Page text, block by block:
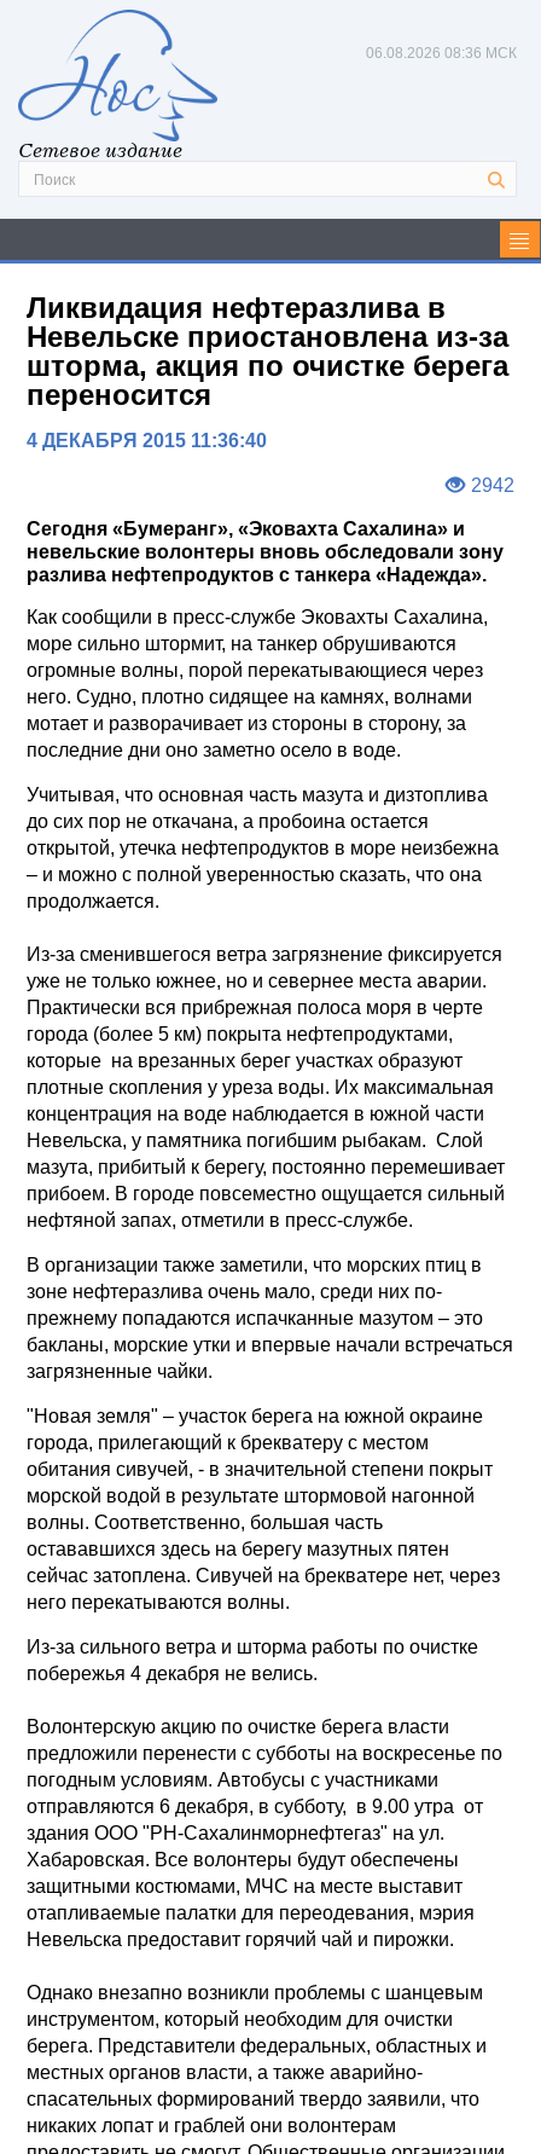
Сетевое издание
06.08.2026 08:36 МСК
Ликвидация нефтеразлива в
Невельске приостановлена из-за
шторма, акция по очистке берега
переносится
4 ДЕКАБРЯ 2015 11:36:40
2942
Сегодня «Бумеранг», «Эковахта Сахалина» и
невельские волонтеры вновь обследовали зону
разлива нефтепродуктов с танкера «Надежда».
Как сообщили в пресс-службе Эковахты Сахалина,
море сильно штормит, на танкер обрушиваются
огромные волны, порой перекатывающиеся через
него. Судно, плотно сидящее на камнях, волнами
мотает и разворачивает из стороны в сторону, за
последние дни оно заметно осело в воде.
Учитывая, что основная часть мазута и дизтоплива
до сих пор не откачана, а пробоина остается
открытой, утечка нефтепродуктов в море неизбежна
– и можно с полной уверенностью сказать, что она
продолжается.
Из-за сменившегося ветра загрязнение фиксируется
уже не только южнее, но и севернее места аварии.
Практически вся прибрежная полоса моря в черте
города (более 5 км) покрыта нефтепродуктами,
которые на врезанных берег участках образуют
плотные скопления у уреза воды. Их максимальная
концентрация на воде наблюдается в южной части
Невельска, у памятника погибшим рыбакам. Слой
мазута, прибитый к берегу, постоянно перемешивает
прибоем. В городе повсеместно ощущается сильный
нефтяной запах, отметили в пресс-службе.
В организации также заметили, что морских птиц в
зоне нефтеразлива очень мало, среди них по-
прежнему попадаются испачканные мазутом – это
бакланы, морские утки и впервые начали встречаться
загрязненные чайки.
"Новая земля" – участок берега на южной окраине
города, прилегающий к брекватеру с местом
обитания сивучей, - в значительной степени покрыт
морской водой в результате штормовой нагонной
волны. Соответственно, большая часть
остававшихся здесь на берегу мазутных пятен
сейчас затоплена. Сивучей на брекватере нет, через
него перекатываются волны.
Из-за сильного ветра и шторма работы по очистке
побережья 4 декабря не велись.
Волонтерскую акцию по очистке берега власти
предложили перенести с субботы на воскресенье по
погодным условиям. Автобусы с участниками
отправляются 6 декабря, в субботу, в 9.00 утра от
здания ООО "РН-Сахалинморнефтегаз" на ул.
Хабаровская. Все волонтеры будут обеспечены
защитными костюмами, МЧС на месте выставит
отапливаемые палатки для переодевания, мэрия
Невельска предоставит горячий чай и пирожки.
Однако внезапно возникли проблемы с шанцевым
инструментом, который необходим для очистки
берега. Представители федеральных, областных и
местных органов власти, а также аварийно-
спасательных формирований твердо заявили, что
никаких лопат и граблей они волонтерам